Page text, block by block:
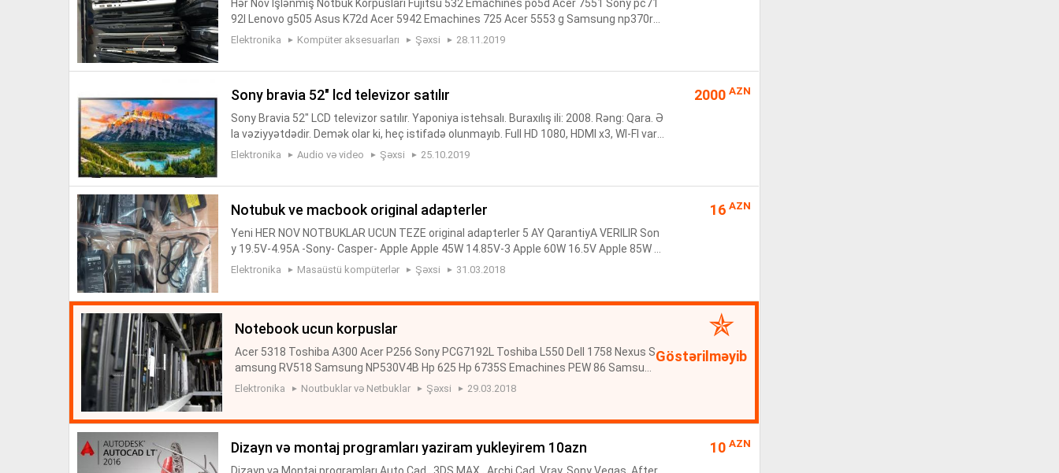
Hər Növ İşlənmiş Notbuk Korpusları Fujitsu 532 Emachines po5d Acer 7551 Sony pc71
92l Lenovo g505 Asus K72d Acer 5942 Emachines 725 Acer 5553 g Samsung np370r5
Fujitsu v5545 Samsung RC710 Samsung R710 Samsung R425 Asus A7U Samsung R5
Elektronika Kompüter aksesuarları Şəxsi 28.11.2019
sony bravia 52" lcd televizor satılır
Sony Bravia 52" LCD televizor satılır. Yaponiya istehsalı. Buraxılış ili: 2008. Rəng: Qara. Ə
la vəziyyətdədir. Demək olar ki, heç istifadə olunmayıb. Full HD 1080, HDMI x3, WI-FI var.
Ətraflı xüsusiyyətlər: Model LCD SCREEN SIZE 52" (132cm), 16:9 TV ...
Elektronika Audio və video Şəxsi 25.10.2019
2000 AZN
notubuk ve macbook original adapterler
Yeni HER NOV NOTBUKLAR UCUN TEZE original adapterler 5 AY QarantiyA VERILIR Son
y 19.5V-4.95A -Sony- Casper- Apple Apple 45W 14.85V-3 Apple 60W 16.5V Apple 85W 2
0V-4.2 Samsung 19V-3.16 A Samsung 19V-4.74 A Samsung 19 V-3.95 A Toshiba 19V-
Elektronika Masaüstü kompüterlər Şəxsi 31.03.2018
16 AZN
notebook ucun korpuslar
Acer 5318 Toshiba A300 Acer P256 Sony PCG7192L Toshiba L550 Dell 1758 Nexus S
amsung RV518 Samsung NP530V4B Hp 625 Hp 6735S Emachines PEW 86 Samsun
g RV515 Mackbook Lenova G570 Hp G700 Hp 41515 G Hp Probook 4710 S Compaq 6
Elektronika Noutbuklar və Netbuklar Şəxsi 29.03.2018
Göstərilməyib
dizayn və montaj programları yaziram yukleyirem 10azn 10 AZN